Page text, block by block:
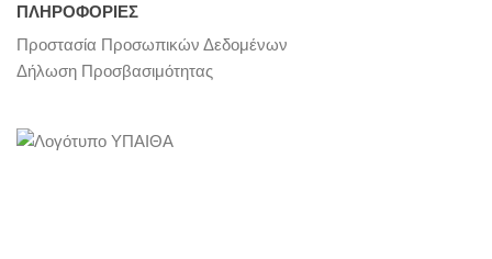
ΠΛΗΡΟΦΟΡΙΕΣ
Προστασία Προσωπικών Δεδομένων
Δήλωση Προσβασιμότητας